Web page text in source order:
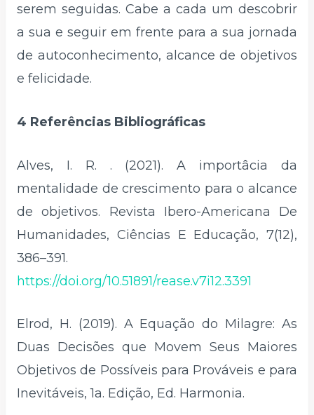
serem seguidas. Cabe a cada um descobrir
a sua e seguir em frente para a sua jornada
de autoconhecimento, alcance de objetivos
e felicidade.
4 Referências Bibliográficas
Alves, I. R. . (2021). A importâcia da
mentalidade de crescimento para o alcance
de objetivos. Revista Ibero-Americana De
Humanidades, Ciências E Educação, 7(12),
386–391.
https://doi.org/10.51891/rease.v7i12.3391
Elrod, H. (2019). A Equação do Milagre: As
Duas Decisões que Movem Seus Maiores
Objetivos de Possíveis para Prováveis e para
Inevitáveis, 1a. Edição, Ed. Harmonia.